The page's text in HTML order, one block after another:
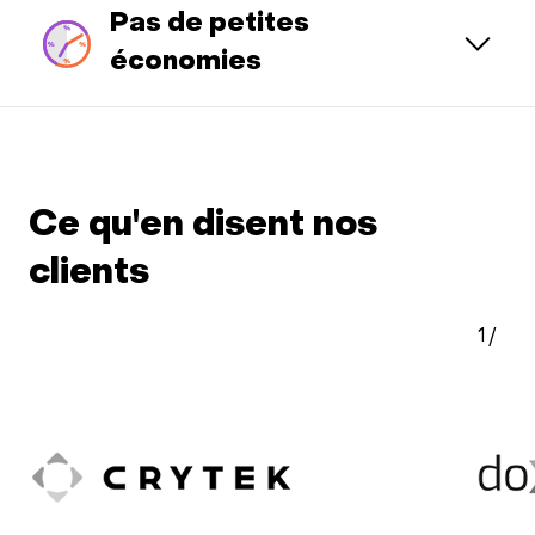
Pas de petites
économies
Ce qu'en disent nos
clients
1 /